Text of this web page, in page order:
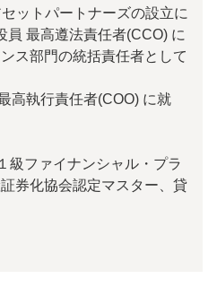
ットパートナーズの設立に
員 最高遵法責任者(CCO) に
ス部門の統括責任者として
高執行責任者(COO) に就
級ファイナンシャル・プラ
券化協会認定マスター、貸